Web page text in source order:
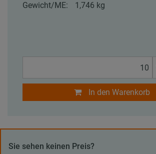
Gewicht/ME:
1,746 kg
In den Warenkorb
Sie sehen keinen Preis?